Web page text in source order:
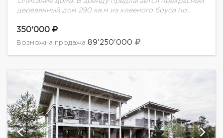
деревянный дом 290 кв.м из клееного бруса по
охраняемом поселке. Планировка дома:1 этаж...
350'000
Возможна продажа 89'250'000